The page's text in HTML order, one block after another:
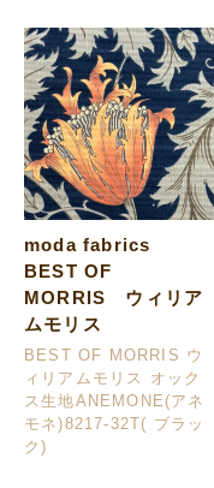
moda fabrics
BEST OF
MORRIS ウィリア
ムモリス
BEST OF MORRIS ウ
ィリアムモリス オック
ス生地ANEMONE(アネ
モネ)8217-32T( ブラッ
ク)